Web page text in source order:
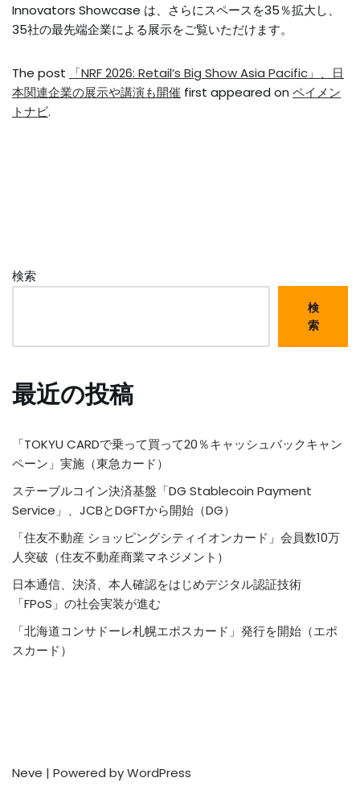
Innovators Showcase は、さらにスペースを35％拡大し、
35社の最先端企業による展示をご覧いただけます。
The post
「NRF 2026: Retail’s Big Show Asia Pacific」、日
本関連企業の展示や講演も開催 first appeared on ペイメン
トナビ.
検索
検
索
最近の投稿
「TOKYU CARDで乗って買って20％キャッシュバックキャン
ペーン」実施（東急カード）
ステーブルコイン決済基盤「DG Stablecoin Payment
Service」、JCBとDGFTから開始（DG）
「住友不動産 ショッピングシティイオンカード」会員数10万
人突破（住友不動産商業マネジメント）
日本通信、決済、本人確認をはじめデジタル認証技術
「FPoS」の社会実装が進む
「北海道コンサドーレ札幌エポスカード」発行を開始（エポ
スカード）
Neve | Powered byWordPress